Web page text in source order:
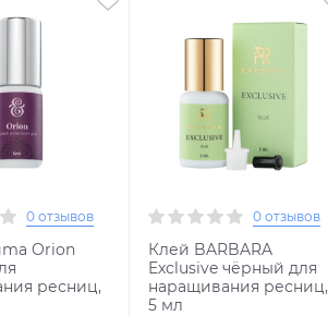
0 отзывов
Orion
ресниц,
0 отзывов
Клей BARBARA
Exclusive чёрный для
наращивания ресниц,
5 мл